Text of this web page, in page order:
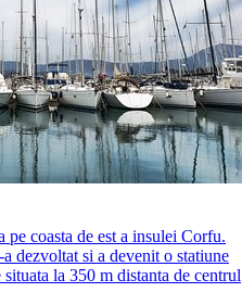
pe coasta de est a insulei Corfu.
dezvoltat si a devenit o statiune
la 350 m distanta de centrul